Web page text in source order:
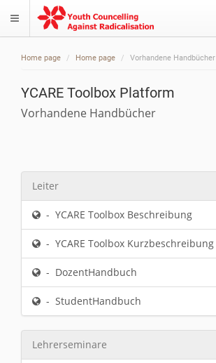
$langMenu
Home page Home page Vorhandene Handbücher
YCARE Toolbox Platform
Vorhandene Handbücher
Leiter
- YCARE Toolbox Beschreibung
- YCARE Toolbox Kurzbeschreibung
- DozentHandbuch
- StudentHandbuch
Lehrerseminare